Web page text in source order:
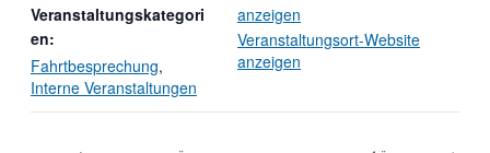
Veranstaltungskategori
en:
Fahrtbesprechung,
Interne Veranstaltungen
anzeigen
Veranstaltungsort-Website
anzeigen